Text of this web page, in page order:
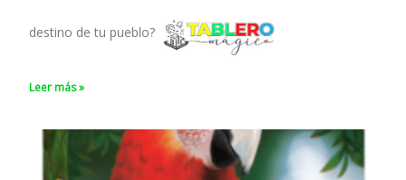
destino de tu pueblo?
Leer más »